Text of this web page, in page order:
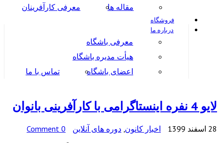
مقاله ها معرفی کارآفرینان
فروشگاه
درباره ما
معرفی باشگاه
هیأت مدیره باشگاه
اعضای باشگاه
تماس با ما
لایو 4 نفره اینستاگرامی با کارآفرینی بانوان
28 اسفند 1399 اخبار کانون دوره های آنلاین
0 Comment